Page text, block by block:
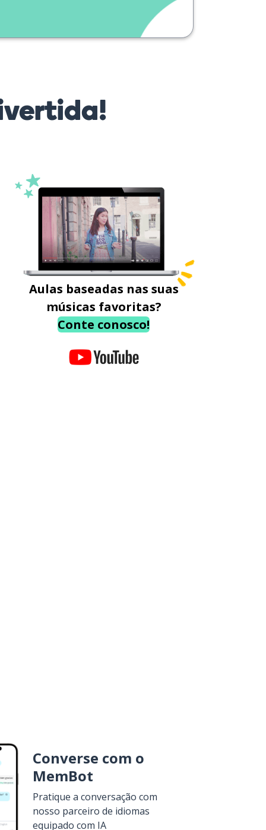
Aulas baseadas nas suas
músicas favoritas?
Conte conosco!
Converse com o
MemBot
Pratique a conversação com
nosso parceiro de idiomas
equipado com IA